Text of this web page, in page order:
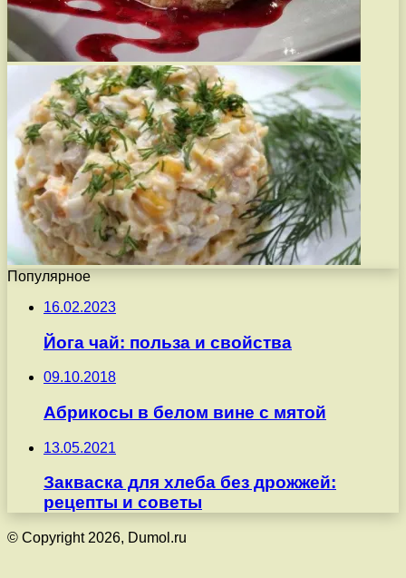
Популярное
16.02.2023
Йога чай: польза и свойства
09.10.2018
Абрикосы в белом вине с мятой
13.05.2021
Закваска для хлеба без дрожжей:
рецепты и советы
© Copyright 2026, Dumol.ru